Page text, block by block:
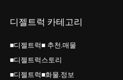
디젤트럭 카테고리
■디젤트럭■ 추천.매물
■디젤트럭스토리
■디젤트럭■화물.정보